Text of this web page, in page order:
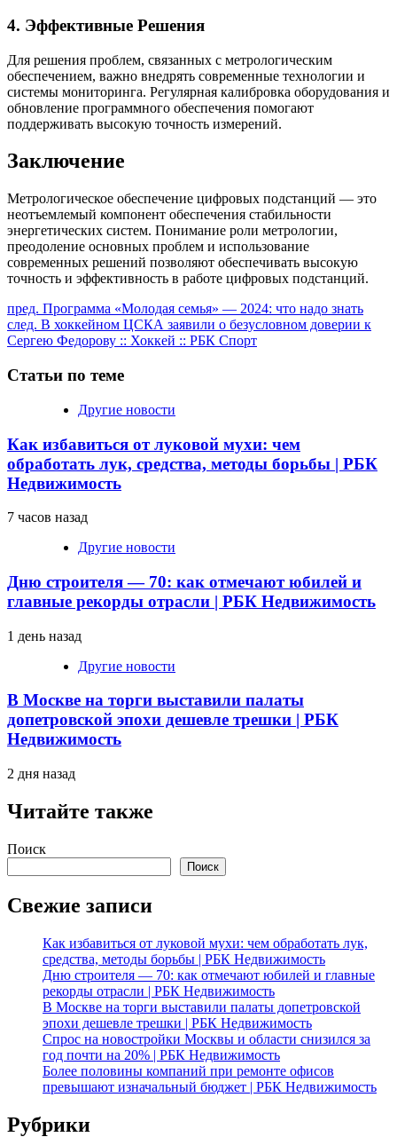
4. Эффективные Решения
Для решения проблем, связанных с метрологическим
обеспечением, важно внедрять современные технологии и
системы мониторинга. Регулярная калибровка оборудования и
обновление программного обеспечения помогают
поддерживать высокую точность измерений.
Заключение
Метрологическое обеспечение цифровых подстанций — это
неотъемлемый компонент обеспечения стабильности
энергетических систем. Понимание роли метрологии,
преодоление основных проблем и использование
современных решений позволяют обеспечивать высокую
точность и эффективность в работе цифровых подстанций.
Продолжить
чтение
пред. Программа «Молодая семья» — 2024: что надо знать
след. В хоккейном ЦСКА заявили о безусловном доверии к
Сергею Федорову :: Хоккей :: РБК Спорт
Статьи по теме
Другие новости
Как избавиться от луковой мухи: чем
обработать лук, средства, методы борьбы | РБК
Недвижимость
7 часов назад
Другие новости
Дню строителя — 70: как отмечают юбилей и
главные рекорды отрасли | РБК Недвижимость
1 день назад
Другие новости
В Москве на торги выставили палаты
допетровской эпохи дешевле трешки | РБК
Недвижимость
2 дня назад
Читайте также
Поиск
Поиск
Свежие записи
Как избавиться от луковой мухи: чем обработать лук,
средства, методы борьбы | РБК Недвижимость
Дню строителя — 70: как отмечают юбилей и главные
рекорды отрасли | РБК Недвижимость
В Москве на торги выставили палаты допетровской
эпохи дешевле трешки | РБК Недвижимость
Спрос на новостройки Москвы и области снизился за
год почти на 20% | РБК Недвижимость
Более половины компаний при ремонте офисов
превышают изначальный бюджет | РБК Недвижимость
Рубрики